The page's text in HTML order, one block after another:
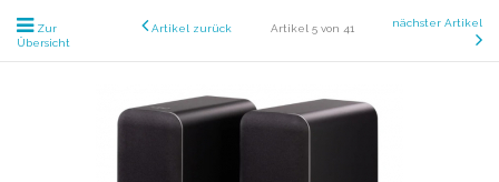
Zur
Übersicht
Artikel zurück Artikel 5 von 41 nächster Artikel